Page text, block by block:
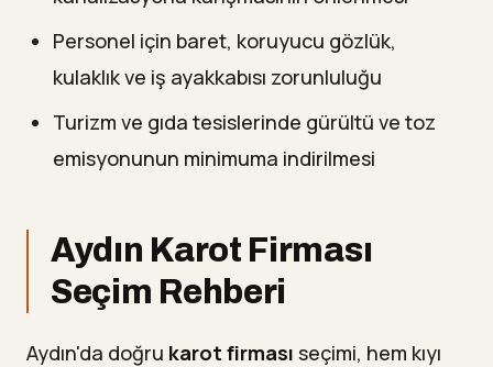
Personel için baret, koruyucu gözlük,
kulaklık ve iş ayakkabısı zorunluluğu
Turizm ve gıda tesislerinde gürültü ve toz
emisyonunun minimuma indirilmesi
Aydın Karot Firması
Seçim Rehberi
Aydın'da doğru karot firması seçimi, hem kıyı